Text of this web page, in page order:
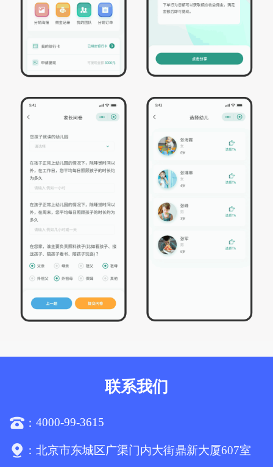
联系我们
：4000-99-3615
：北京市东城区广渠门内大街鼎新大厦607室